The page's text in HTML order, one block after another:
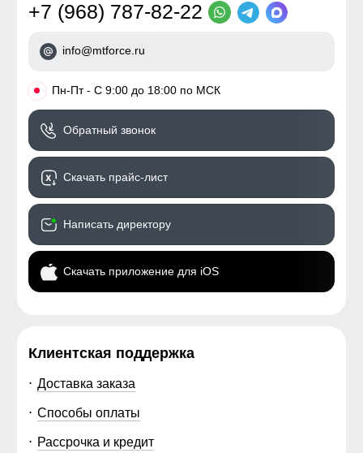
+7 (968) 787-82-22
info@mtforce.ru
• Пн-Пт - С 9:00 до 18:00 по МСК
Обратный звонок
Скачать прайс-лист
Написать директору
Скачать приложение для iOS
Клиентская поддержка
Доставка заказа
Способы оплаты
Рассрочка и кредит